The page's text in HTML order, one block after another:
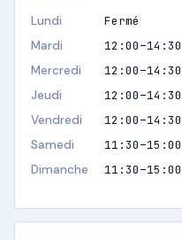
Lundi
Fermé
Mardi
Mercredi
Jeudi
Vendredi
Samedi
Dimanche
11:30–15:00